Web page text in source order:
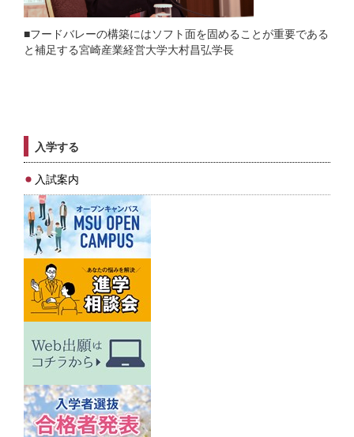
入学する
入試案内
■フードバレーの構築にはソフト面を固めることが重要である
と補足する宮崎産業経営大学大村昌弘学長